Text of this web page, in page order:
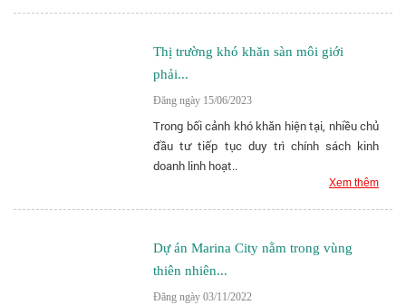
Thị trường khó khăn sàn môi giới
phải...
Đăng ngày 15/06/2023
Trong bối cảnh khó khăn hiện tại, nhiều chủ
đầu tư tiếp tục duy trì chính sách kinh
doanh linh hoạt..
Xem thêm
Dự án Marina City nằm trong vùng
thiên nhiên...
Đăng ngày 03/11/2022